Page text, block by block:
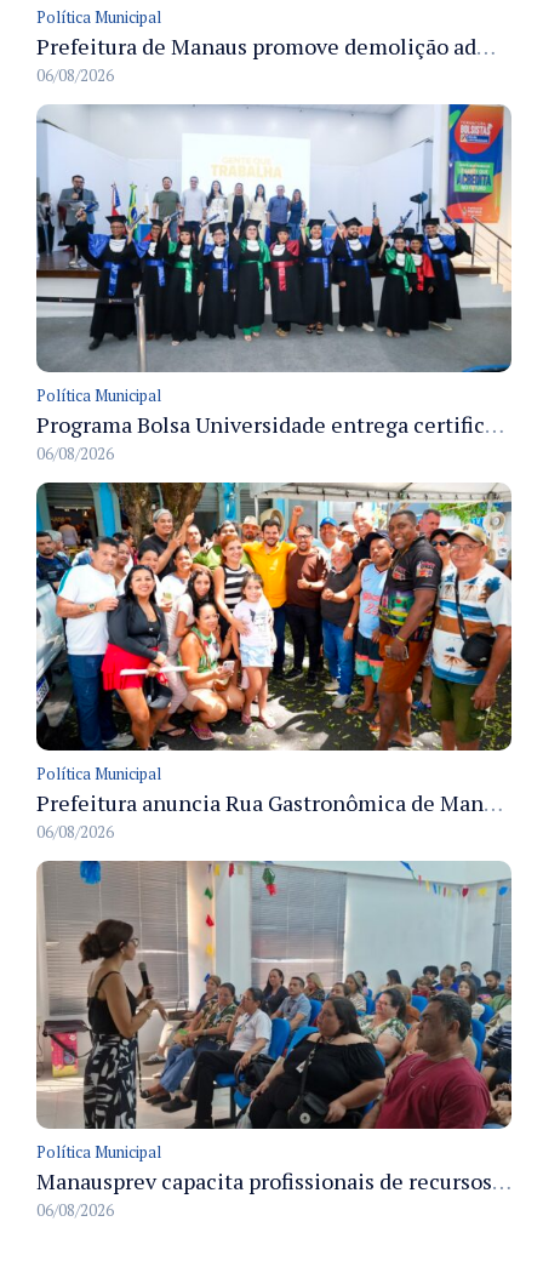
Política Municipal
Prefeitura de Manaus promove demolição administrativa de cinco estruturas que ocupavam calçada pública
06/08/2026
Política Municipal
Programa Bolsa Universidade entrega certificados a formandos em Manaus na sede do Executivo municipal
06/08/2026
Política Municipal
Prefeitura anuncia Rua Gastronômica de Manaus e garante alternativas para 54 ambulantes cadastrados
06/08/2026
Política Municipal
Manausprev capacita profissionais de recursos humanos para agilizar concessão de aposentadorias no município
06/08/2026